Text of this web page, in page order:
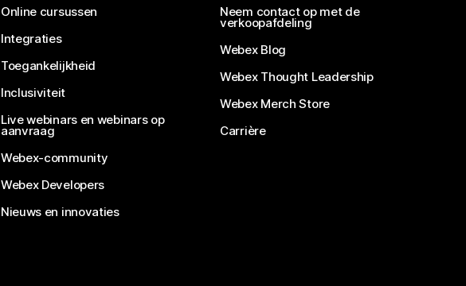
Online cursussen
Integraties
Toegankelijkheid
Inclusiviteit
Live webinars en webinars op
aanvraag
Webex-community
Webex Developers
Nieuws en innovaties
Neem contact op met de
verkoopafdeling
Webex Blog
Webex Thought Leadership
Webex Merch Store
Carrière